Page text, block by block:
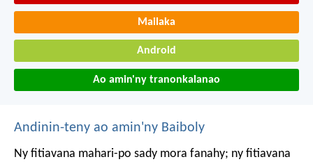
Mailaka
Android
Ao amin'ny tranonkalanao
Andinin-teny ao amin'ny Baiboly
Ny fitiavana mahari-po sady mora fanahy; ny fitiavana